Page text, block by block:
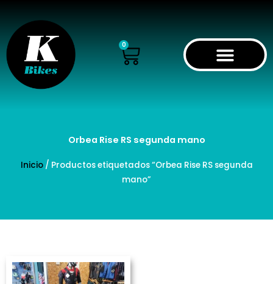
contenido
0
Cart
Orbea Rise RS segunda mano
Inicio/ Productos etiquetados “Orbea Rise RS segunda
mano”